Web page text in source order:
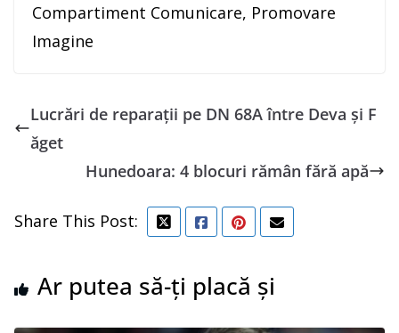
Compartiment Comunicare, Promovare
Imagine
Lucrări de reparații pe DN 68A între Deva și F
ăget
Hunedoara: 4 blocuri rămân fără apă
Share This Post:
Ar putea să-ți placă și